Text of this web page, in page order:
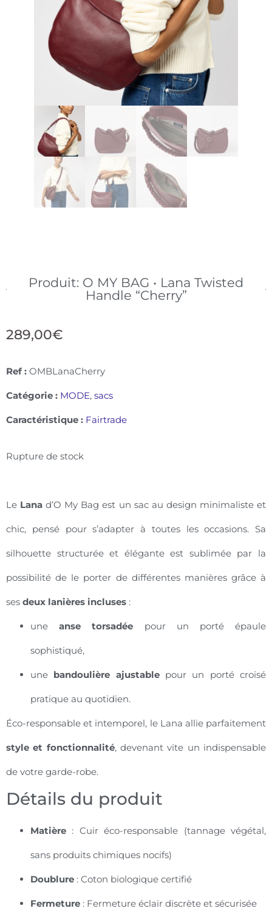
Produit: O MY BAG • Lana Twisted
Handle “Cherry”
289,00€
Ref : OMBLanaCherry
Catégorie : MODE, sacs
Caractéristique : Fairtrade
Rupture de stock
Le Lana d’O My Bag est un sac au design minimaliste et
chic, pensé pour s’adapter à toutes les occasions. Sa
silhouette structurée et élégante est sublimée par la
possibilité de le porter de différentes manières grâce à
ses deux lanières incluses :
uneanse torsadée pour un porté épaule
sophistiqué,
une bandoulière ajustablepour un porté croisé
pratique au quotidien.
Éco-responsable et intemporel, le Lana allie parfaitement
style et fonctionnalité, devenant vite un indispensable
de votre garde-robe.
Détails du produit
Matière : Cuir éco-responsable (tannage végétal,
sans produits chimiques nocifs)
Doublure : Coton biologique certifié
Fermeture : Fermeture éclair discrète et sécurisée